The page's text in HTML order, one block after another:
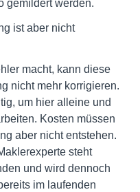
gemildert werden.
ist aber nicht
macht, kann diese
nicht mehr korrigieren.
um hier alleine und
Kosten müssen
aber nicht entstehen.
steht
und wird dennoch
im laufenden